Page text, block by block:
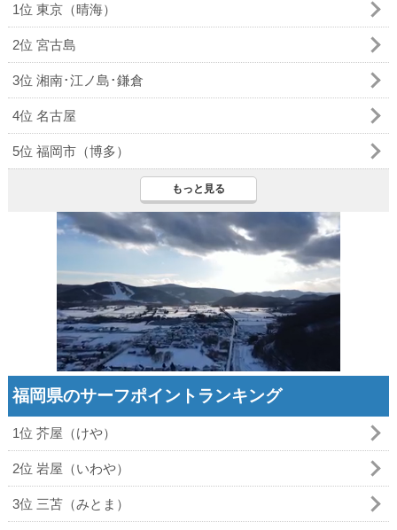
1位 東京（晴海）
2位 宮古島
3位 湘南･江ノ島･鎌倉
4位 名古屋
5位 福岡市（博多）
もっと見る
福岡県のサーフポイントランキング
1位 芥屋（けや）
2位 岩屋（いわや）
3位 三苫（みとま）